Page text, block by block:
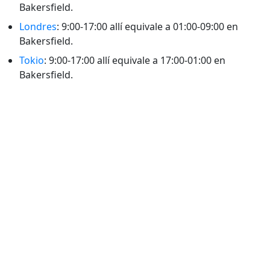
Bakersfield.
Londres: 9:00-17:00 allí equivale a 01:00-09:00 en
Bakersfield.
Tokio: 9:00-17:00 allí equivale a 17:00-01:00 en
Bakersfield.